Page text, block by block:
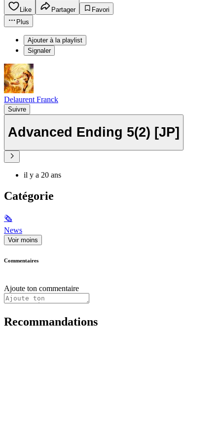
Like Partager
Favori
Plus
Ajouter à la playlist
Signaler
Delaurent Franck
Suivre
Advanced Ending 5(2) [JP]
il y a 20 ans
Catégorie
🗞
News
Voir moins
Commentaires
Ajoute ton commentaire
Recommandations